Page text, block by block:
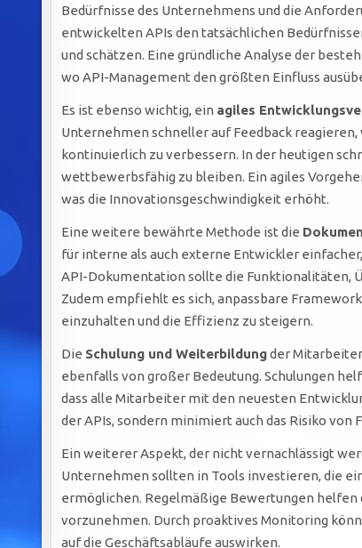
Bedürfnisse des Unternehmens und die
entwickelten APIs den tatsächlichen
und schätzen. Eine gründliche Analyse der
wo API-Management den größten Einfluss
Es ist ebenso wichtig, ein agiles
Unternehmen schneller auf Feedback
kontinuierlich zu verbessern. In der heutigen
wettbewerbsfähig zu bleiben. Ein agiles
was die Innovationsgeschwindigkeit erhöht.
Eine weitere bewährte Methode ist die
für interne als auch externe Entwickler
API-Dokumentation sollte die Funktionalitäten,
Zudem empfiehlt es sich, anpassbare
einzuhalten und die Effizienz zu steigern.
Die Schulung und Weiterbildungder
ebenfalls von großer Bedeutung. Schulungen
dass alle Mitarbeiter mit den neuesten
der APIs, sondern minimiert auch das Risiko von
Ein weiterer Aspekt, der nicht vernachlässigt
Unternehmen sollten in Tools investieren, die
ermöglichen. Regelmäßige Bewertungen helfen
vorzunehmen. Durch proaktives Monitoring
auf die Geschäftsabläufe auswirken.